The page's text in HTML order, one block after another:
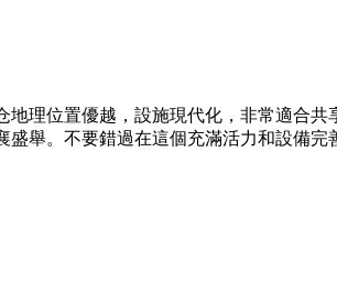
理位置優越，設施現代化，非常適合
舉。不要錯過在這個充滿活力和設備完